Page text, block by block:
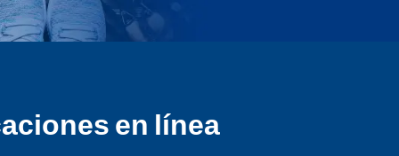
en línea